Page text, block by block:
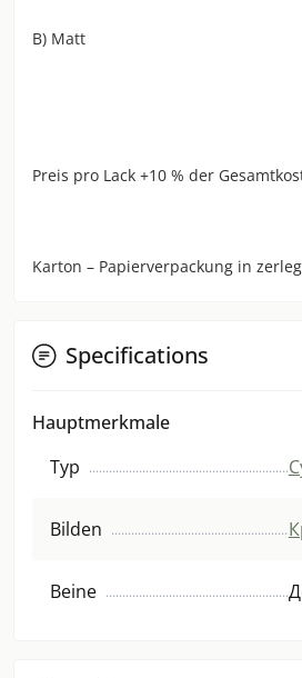
B) Matt
Preis pro Lack +10 % der
Karton – Papierverpackung in
Specifications
Hauptmerkmale
Typ
Bilden
Beine